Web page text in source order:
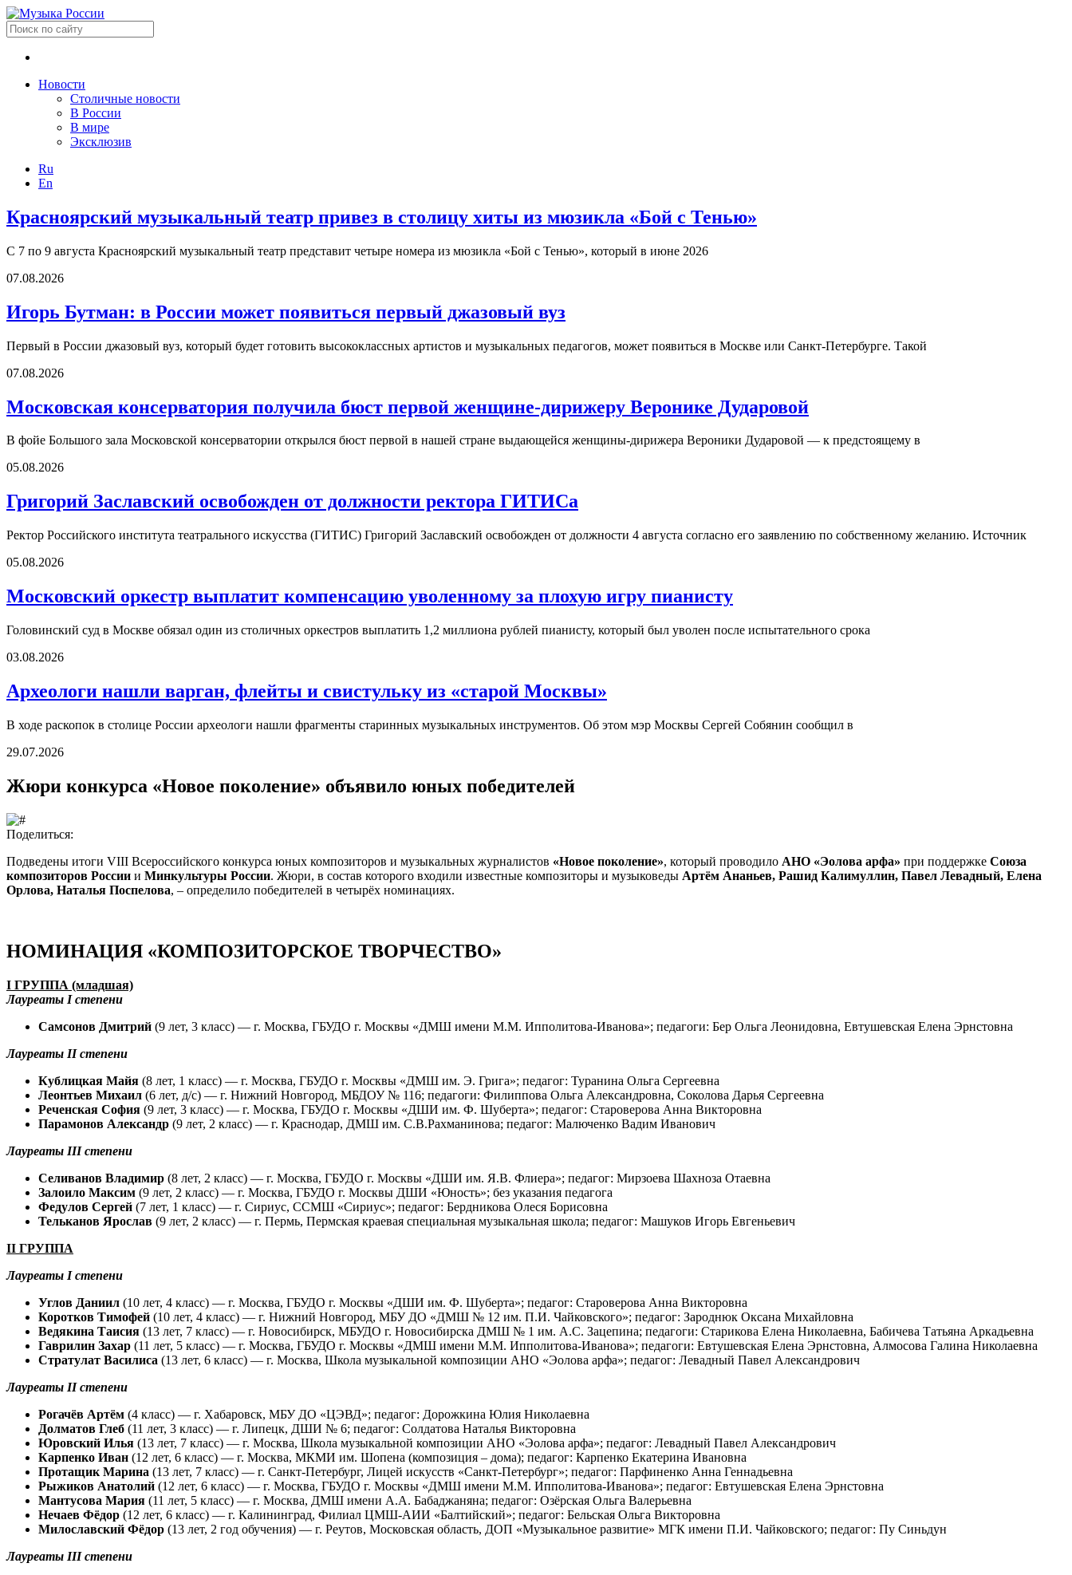
Новости
Столичные новости
В России
В мире
Эксклюзив
Ru
En
Красноярский музыкальный театр привез в столицу хиты из мюзикла «Бой с Тенью»
С 7 по 9 августа Красноярский музыкальный театр представит четыре номера из мюзикла «Бой с Тенью», который в июне 2026
07.08.2026
Игорь Бутман: в России может появиться первый джазовый вуз
Первый в России джазовый вуз, который будет готовить высококлассных артистов и музыкальных педагогов, может появиться в Москве или Санкт-Петербурге. Такой
07.08.2026
Московская консерватория получила бюст первой женщине-дирижеру Веронике Дударовой
В фойе Большого зала Московской консерватории открылся бюст первой в нашей стране выдающейся женщины-дирижера Вероники Дударовой — к предстоящему в
05.08.2026
Григорий Заславский освобожден от должности ректора ГИТИСа
Ректор Российского института театрального искусства (ГИТИС) Григорий Заславский освобожден от должности 4 августа согласно его заявлению по собственному желанию. Источник
05.08.2026
Московский оркестр выплатит компенсацию уволенному за плохую игру пианисту
Головинский суд в Москве обязал один из столичных оркестров выплатить 1,2 миллиона рублей пианисту, который был уволен после испытательного срока
03.08.2026
Археологи нашли варган, флейты и свистульку из «старой Москвы»
В ходе раскопок в столице России археологи нашли фрагменты старинных музыкальных инструментов. Об этом мэр Москвы Сергей Собянин сообщил в
29.07.2026
Жюри конкурса «Новое поколение» объявило юных победителей
Поделиться:
Подведены итоги VIII Всероссийского конкурса юных композиторов и музыкальных журналистов «Новое поколение», который проводило АНО «Эолова арфа» при поддержке Союза
композиторов России и Минкультуры России. Жюри, в состав которого входили известные композиторы и музыковеды Артём Ананьев, Рашид Калимуллин, Павел Левадный, Елена
Орлова, Наталья Поспелова, – определило победителей в четырёх номинациях.
НОМИНАЦИЯ «КОМПОЗИТОРСКОЕ ТВОРЧЕСТВО»
I ГРУППА (младшая)
Лауреаты I степени
Самсонов Дмитрий (9 лет, 3 класс) — г. Москва, ГБУДО г. Москвы «ДМШ имени М.М. Ипполитова-Иванова»; педагоги: Бер Ольга Леонидовна, Евтушевская Елена Эрнстовна
Лауреаты II степени
Кублицкая Майя (8 лет, 1 класс) — г. Москва, ГБУДО г. Москвы «ДМШ им. Э. Грига»; педагог: Туранина Ольга Сергеевна
Леонтьев Михаил (6 лет, д/с) — г. Нижний Новгород, МБДОУ № 116; педагоги: Филиппова Ольга Александровна, Соколова Дарья Сергеевна
Реченская София (9 лет, 3 класс) — г. Москва, ГБУДО г. Москвы «ДШИ им. Ф. Шуберта»; педагог: Староверова Анна Викторовна
Парамонов Александр (9 лет, 2 класс) — г. Краснодар, ДМШ им. С.В.Рахманинова; педагог: Малюченко Вадим Иванович
Лауреаты III степени
Селиванов Владимир (8 лет, 2 класс) — г. Москва, ГБУДО г. Москвы «ДШИ им. Я.В. Флиера»; педагог: Мирзоева Шахноза Отаевна
Залоило Максим (9 лет, 2 класс) — г. Москва, ГБУДО г. Москвы ДШИ «Юность»; без указания педагога
Федулов Сергей (7 лет, 1 класс) — г. Сириус, ССМШ «Сириус»; педагог: Бердникова Олеся Борисовна
Тельканов Ярослав (9 лет, 2 класс) — г. Пермь, Пермская краевая специальная музыкальная школа; педагог: Машуков Игорь Евгеньевич
II ГРУППА
Лауреаты I степени
Углов Даниил (10 лет, 4 класс) — г. Москва, ГБУДО г. Москвы «ДШИ им. Ф. Шуберта»; педагог: Староверова Анна Викторовна
Коротков Тимофей (10 лет, 4 класс) — г. Нижний Новгород, МБУ ДО «ДМШ № 12 им. П.И. Чайковского»; педагог: Зароднюк Оксана Михайловна
Ведякина Таисия (13 лет, 7 класс) — г. Новосибирск, МБУДО г. Новосибирска ДМШ № 1 им. А.С. Зацепина; педагоги: Старикова Елена Николаевна, Бабичева Татьяна Аркадьевна
Гаврилин Захар (11 лет, 5 класс) — г. Москва, ГБУДО г. Москвы «ДМШ имени М.М. Ипполитова-Иванова»; педагоги: Евтушевская Елена Эрнстовна, Алмосова Галина Николаевна
Стратулат Василиса (13 лет, 6 класс) — г. Москва, Школа музыкальной композиции АНО «Эолова арфа»; педагог: Левадный Павел Александрович
Лауреаты II степени
Рогачёв Артём (4 класс) — г. Хабаровск, МБУ ДО «ЦЭВД»; педагог: Дорожкина Юлия Николаевна
Долматов Глеб (11 лет, 3 класс) — г. Липецк, ДШИ № 6; педагог: Солдатова Наталья Викторовна
Юровский Илья (13 лет, 7 класс) — г. Москва, Школа музыкальной композиции АНО «Эолова арфа»; педагог: Левадный Павел Александрович
Карпенко Иван (12 лет, 6 класс) — г. Москва, МКМИ им. Шопена (композиция – дома); педагог: Карпенко Екатерина Ивановна
Протащик Марина (13 лет, 7 класс) — г. Санкт-Петербург, Лицей искусств «Санкт-Петербург»; педагог: Парфиненко Анна Геннадьевна
Рыжиков Анатолий (12 лет, 6 класс) — г. Москва, ГБУДО г. Москвы «ДМШ имени М.М. Ипполитова-Иванова»; педагог: Евтушевская Елена Эрнстовна
Мантусова Мария (11 лет, 5 класс) — г. Москва, ДМШ имени А.А. Бабаджаняна; педагог: Озёрская Ольга Валерьевна
Нечаев Фёдор (12 лет, 6 класс) — г. Калининград, Филиал ЦМШ-АИИ «Балтийский»; педагог: Бельская Ольга Викторовна
Милославский Фёдор (13 лет, 2 год обучения) — г. Реутов, Московская область, ДОП «Музыкальное развитие» МГК имени П.И. Чайковского; педагог: Пу Синьдун
Лауреаты III степени